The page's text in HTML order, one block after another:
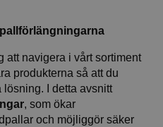
att navigera i vårt sortiment
produkterna så att du
I detta avsnitt
, som ökar
och möjliggör säker